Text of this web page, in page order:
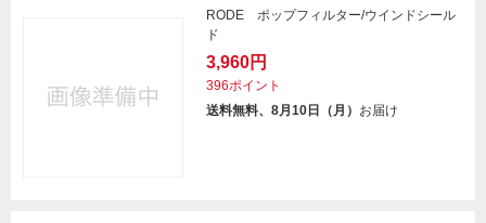
RODE ポップフィルター/ウインドシール
ド
3,960円
396ポイント
送料無料、8月10日（月） お届け